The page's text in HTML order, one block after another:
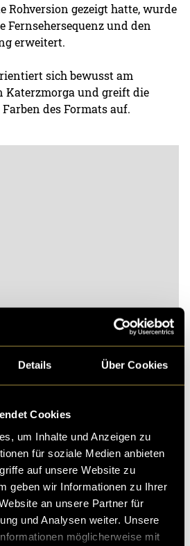
Details Über Cookies
Cookies
um Inhalte und Anzeigen zu
für soziale Medien anbieten
auf unsere Website zu
geben wir Informationen zu Ihrer
an unsere Partner für
und Analysen weiter. Unsere
möglicherweise mit
Rohversion gezeigt hatte, wurde
und den
erweitert.
sich bewusst am
und greift die
des Formats auf.
Cookies um
es immer dann, wenn sich
Ausgangsposition entfernte.
der Bewegung mit der
Während kleine Bewegungen
wird es deutlich
Arme, Schultern und